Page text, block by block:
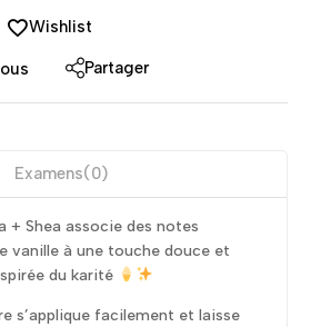
Wishlist
Partager
Examens(0)
+ Shea associe des notes
vanille à une touche douce et
du karité
s’applique facilement et laisse